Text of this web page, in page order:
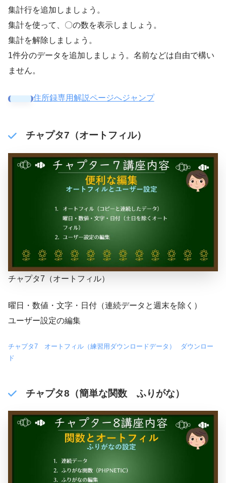
集計行を追加しましょう。
集計を使って、〇の数を表示しましょう。
集計を解除しましょう。
1件分のデータを追加しましょう。名前などは自由で構い
ません。
住所録専用解説ページへジャンプ
チャプタ7（オートフィル）
チャプタ7（オートフィル）
曜日・数値・文字・日付（連続データと週末を除く）
ユーザー設定の編集
チャプタ7 オートフィル（練習用ダウンロードデータ）
ダウンロー
ド
チャプタ8（簡単な関数 ふりがな）